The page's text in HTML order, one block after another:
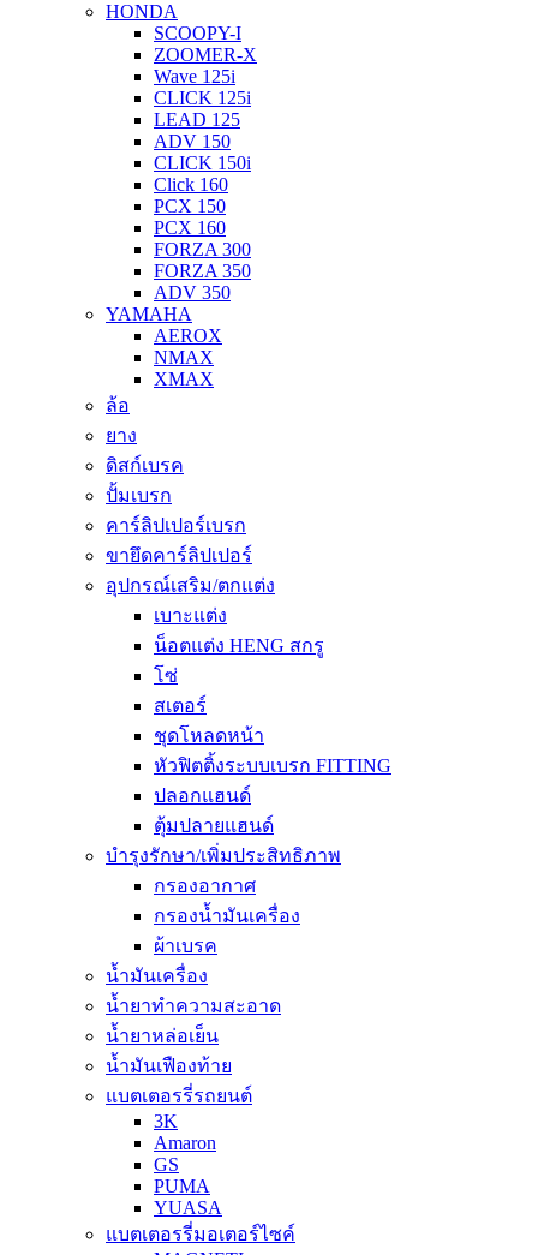
HONDA
SCOOPY-I
ZOOMER-X
Wave 125i
CLICK 125i
LEAD 125
ADV 150
CLICK 150i
Click 160
PCX 150
PCX 160
FORZA 300
FORZA 350
ADV 350
YAMAHA
AEROX
NMAX
XMAX
ล้อ
ยาง
ดิสก์เบรค
ปั้มเบรก
คาร์ลิปเปอร์เบรก
ขายึดคาร์ลิปเปอร์
อุปกรณ์เสริม/ตกแต่ง
เบาะแต่ง
น็อตแต่ง HENG สกรู
โซ่
สเตอร์
ชุดโหลดหน้า
หัวฟิตติ้งระบบเบรก FITTING
ปลอกแฮนด์
ตุ้มปลายแฮนด์
บำรุงรักษา/เพิ่มประสิทธิภาพ
กรองอากาศ
กรองน้ำมันเครื่อง
ผ้าเบรค
น้ำมันเครื่อง
น้ำยาทำความสะอาด
น้ำยาหล่อเย็น
น้ำมันเฟืองท้าย
แบตเตอรรี่รถยนต์
3K
Amaron
GS
PUMA
YUASA
แบตเตอรรี่มอเตอร์ไซค์